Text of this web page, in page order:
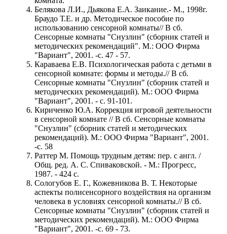
Белякова Л.И., Дьякова Е.А. Заикание.- М., 1998г.
Браудо Т.Е. и др. Методическое пособие по
использованию сенсорной комнаты// В сб.
Сенсорные комнаты "Снузлин" (сборник статей и
методических рекомендаций". М.: ООО Фирма
"Вариант", 2001. -с. 47 - 57.
Караваева Е.В. Психологическая работа с детьми в
сенсорной комнате: формы и методы.// В сб.
Сенсорные комнаты "Снузлин" (сборник статей и
методических рекомендаций). М.: ООО Фирма
"Вариант", 2001. - с. 91-101.
Кириченко Ю.А. Коррекция игровой деятельности
в сенсорной комнате // В сб. Сенсорные комнаты
"Снузлин" (сборник статей и методических
рекомендаций). М.: ООО Фирма "Вариант", 2001.
-с. 58
Раттер М. Помощь трудным детям: пер. с англ. /
Общ. ред. А. С. Спиваковской. - М.: Прогресс,
1987. - 424 с.
Сологубов Е. Г., Кожевникова В. Т. Некоторые
аспекты полисенсорного воздействия на организм
человека в условиях сенсорной комнаты.// В сб.
Сенсорные комнаты "Снузлин" (сборник статей и
методических рекомендаций). М.: ООО Фирма
"Вариант", 2001. -с. 69 - 73.